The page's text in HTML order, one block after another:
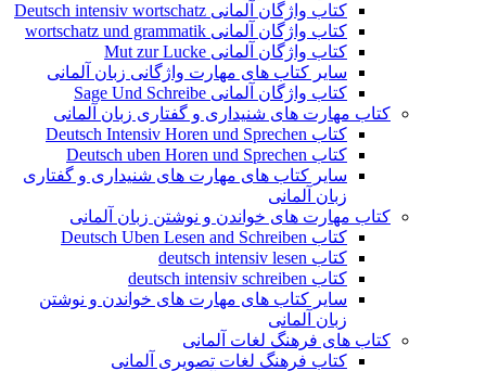
کتاب واژگان آلمانی Deutsch intensiv wortschatz
کتاب واژگان آلمانی wortschatz und grammatik
کتاب واژگان آلمانی Mut zur Lucke
سایر کتاب های مهارت واژگانی زبان آلمانی
کتاب واژگان آلمانی Sage Und Schreibe
کتاب مهارت های شنیداری و گفتاری زبان آلمانی
کتاب Deutsch Intensiv Horen und Sprechen
کتاب Deutsch uben Horen und Sprechen
سایر کتاب های مهارت های شنیداری و گفتاری
زبان آلمانی
کتاب مهارت های خواندن و نوشتن زبان آلمانی
کتاب Deutsch Uben Lesen and Schreiben
کتاب deutsch intensiv lesen
کتاب deutsch intensiv schreiben
سایر کتاب های مهارت های خواندن و نوشتن
زبان آلمانی
کتاب های فرهنگ لغات آلمانی
کتاب فرهنگ لغات تصویری آلمانی